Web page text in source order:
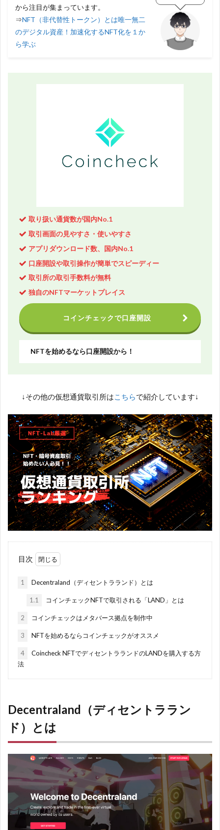
から注目が集まっています。
⇒NFT（非代替性トークン）とは唯一無二
のデジタル資産！加速化するNFT化を１か
ら学ぶ
取り扱い通貨数が国内No.1
取引画面の見やすさ・使いやすさ
アプリダウンロード数、国内No.1
口座開設や取引操作が簡単でスピーディー
取引所の取引手数料が無料
独自のNFTマーケットプレイス
コインチェックで口座開設
NFTを始めるなら口座開設から！
↓その他の仮想通貨取引所はこちらで紹介しています↓
目次
1 Decentraland（ディセントラランド）とは
1.1 コインチェックNFTで取引される「LAND」とは
2 コインチェックはメタバース拠点を制作中
3 NFTを始めるならコインチェックがオススメ
4
Coincheck NFTでディセントラランドのLANDを購入する方
法
Decentraland（ディセントララン
ド）とは